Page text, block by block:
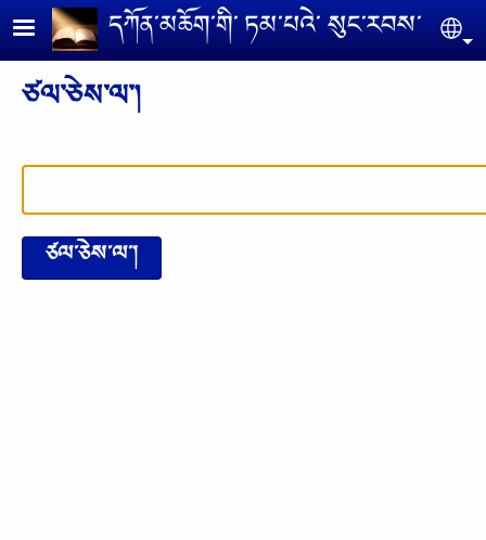
Skip to main contentདཀོན༌མཆོག༌གི༌ ཏམ༌པའེ༌ སུང༌རབས༌
ཙལ༌ཅེས༌ལ༌།